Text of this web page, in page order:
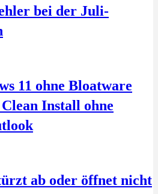
bei der Juli-
11 ohne Bloatware
Install ohne
ab oder öffnet nicht